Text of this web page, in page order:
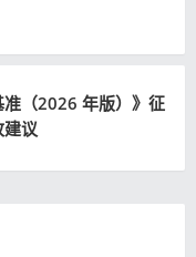
准（2026 年版）》征
议